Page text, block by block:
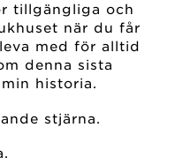
tillgängliga och
när du får
med för alltid
denna sista
historia.
stjärna.